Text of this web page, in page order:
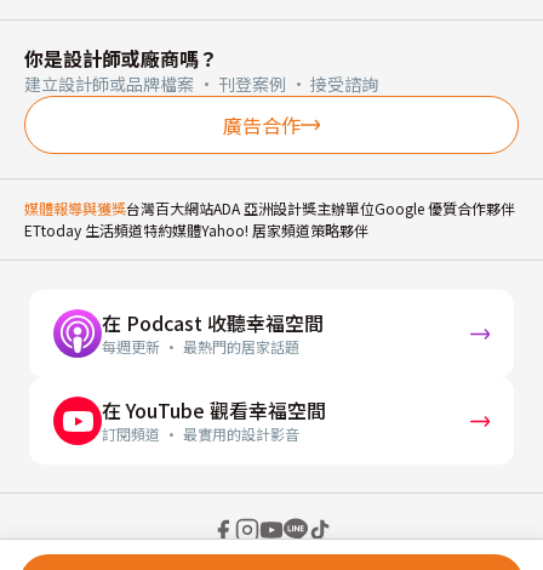
你是設計師或廠商嗎？
建立設計師或品牌檔案 · 刊登案例 · 接受諮詢
廣告合作
媒體報導與獲獎台灣百大網站ADA 亞洲設計獎主辦單位Google 優質合作夥伴
ETtoday 生活頻道特約媒體Yahoo! 居家頻道策略夥伴
在 Podcast 收聽幸福空間
每週更新 · 最熱門的居家話題
在 YouTube 觀看幸福空間
訂閱頻道 · 最實用的設計影音
© 2026 幸福空間 Gorgeous Space Co., Ltd.